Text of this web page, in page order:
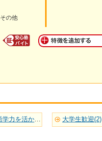
その他
英語など語学力を活かせる(1) 大学生歓迎(2)